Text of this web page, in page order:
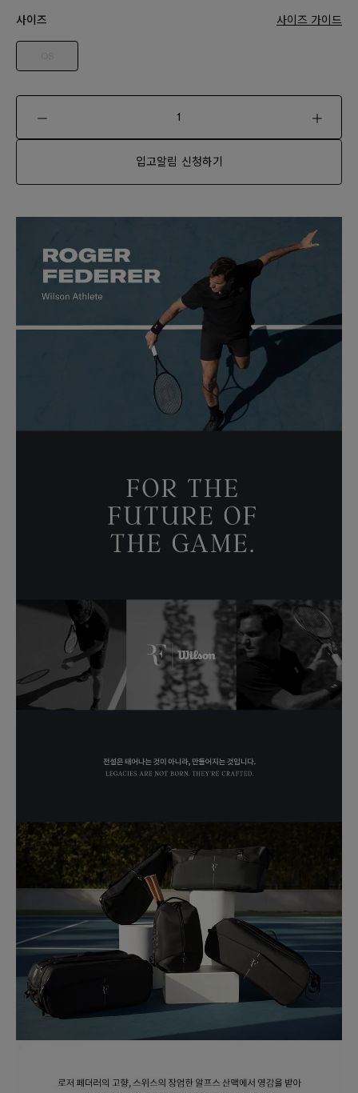
사이즈 사이즈 가이드
입고알림 신청하기